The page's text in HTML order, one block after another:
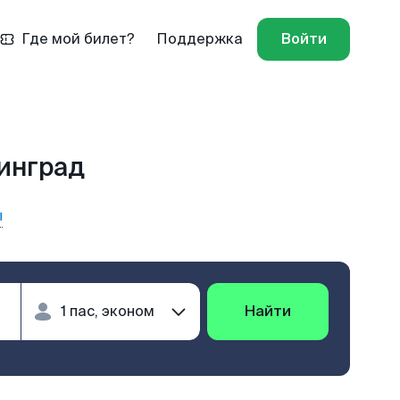
Где мой билет? Поддержка Войти
Найти